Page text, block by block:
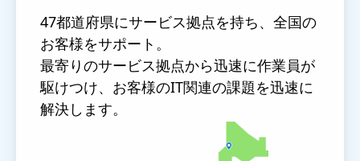
47都道府県にサービス拠点を持ち、全国の
お客様をサポート。
最寄りのサービス拠点から迅速に作業員が
駆けつけ、お客様のIT関連の課題を迅速に
解決します。